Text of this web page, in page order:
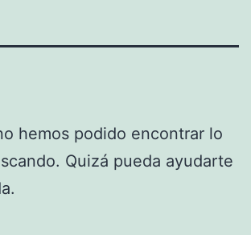
hemos podido encontrar lo
Quizá pueda ayudarte